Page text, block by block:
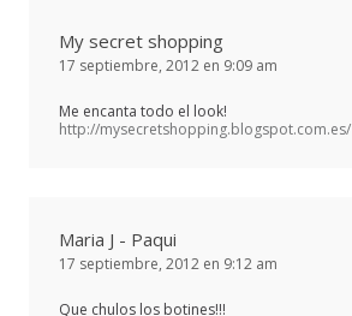
My secret shopping
17 septiembre, 2012 en 9:09 am
Me encanta todo el look!
http://mysecretshopping.blogspot.com.es/
Maria J - Paqui
17 septiembre, 2012 en 9:12 am
Que chulos los botines!!!